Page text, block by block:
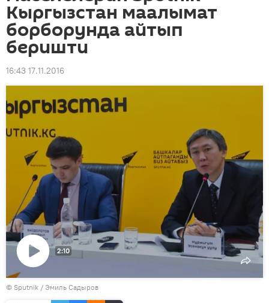
Кыргызстан маалымат
борборунда айтып
беришти
16:43 17.11.2016
Видеону
көрсөтүү
2:10
© Sputnik / Эмиль Садыров